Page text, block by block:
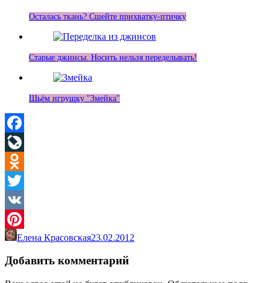
Осталась ткань? Сшейте прихватку-птичку
Старые джинсы. Носить нельзя переделывать!
Шьём игрушку "Змейка"
Facebook
LiveJournal
Odnoklassniki
Twitter
VK
Pinterest
Елена Красовская23.02.2012
Добавить комментарий